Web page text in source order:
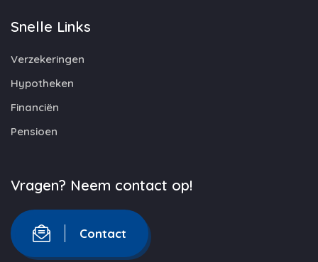
Snelle Links
Verzekeringen
Hypotheken
Financiën
Pensioen
Vragen? Neem contact op!
Contact